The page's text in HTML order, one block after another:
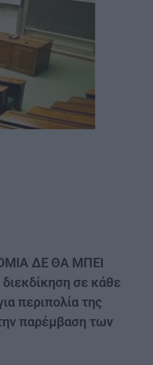
ΔΕ ΘΑ ΜΠΕΙ
σε κάθε
περιπολία της
παρέμβαση των